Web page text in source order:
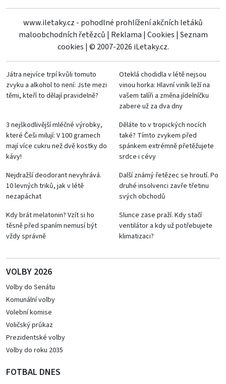
www.iletaky.cz - pohodlné prohlížení akčních letáků
maloobchodních řetězců | Reklama | Cookies | Seznam
cookies | © 2007-2026 iLetaky.cz.
Játra nejvíce trpí kvůli tomuto
zvyku a alkohol to není: Jste mezi
těmi, kteří to dělají pravidelně?
Oteklá chodidla v létě nejsou
vinou horka: Hlavní viník leží na
vašem talíři a změna jídelníčku
zabere už za dva dny
3 nejškodlivější mléčné výrobky,
které Češi milují: V 100 gramech
mají více cukru než dvě kostky do
kávy!
Děláte to v tropických nocích
také? Tímto zvykem před
spánkem extrémně přetěžujete
srdce i cévy
Nejdražší deodorant nevyhrává.
10 levných triků, jak v létě
nezapáchat
Další známý řetězec se hroutí. Po
druhé insolvenci zavře třetinu
svých obchodů
Kdy brát melatonin? Vzít si ho
těsně před spaním nemusí být
vždy správně
Slunce zase praží. Kdy stačí
ventilátor a kdy už potřebujete
klimatizaci?
VOLBY 2026
Volby do Senátu
Komunální volby
Volební komise
Voličský průkaz
Prezidentské volby
Volby do roku 2035
FOTBAL DNES